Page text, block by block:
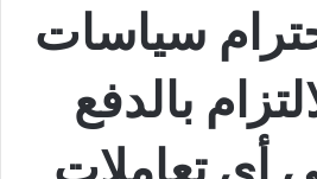
سياسات
بالدفع
أي تعاملات